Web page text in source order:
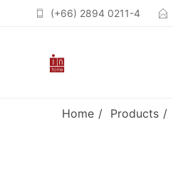
(+66) 2894 0211-4
Home Products